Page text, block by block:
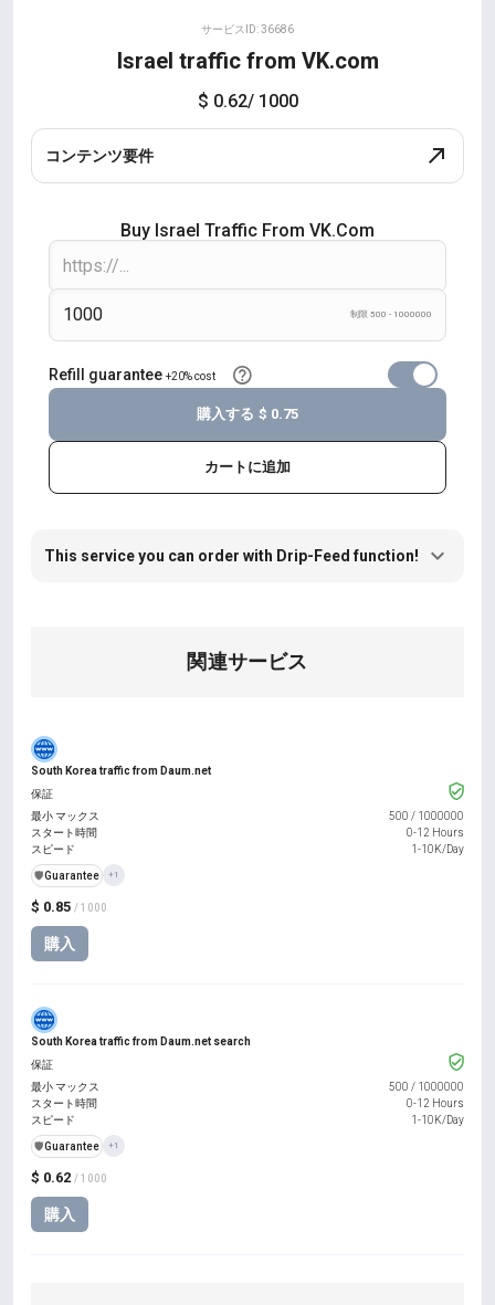
サービスID: 36686
Israel traffic from VK.com
$ 0.62/ 1000
コンテンツ要件
Buy Israel Traffic From VK.com
制限 500 - 1000000
Refill guarantee +20% cost
カートに追加
購入する $ 0.75
This service you can order with Drip-Feed function!
関連サービス
South Korea traffic from Daum.net
$ 0.85 / 1000
購入
保証
最小 マックス
500 / 1000000
スタート時間
0-12 Hours
スピード
1-10K/Day
️🛡️Guarantee +1
South Korea traffic from Daum.net search
$ 0.62 / 1000
購入
保証
最小 マックス
500 / 1000000
スタート時間
0-12 Hours
スピード
1-10K/Day
️🛡️Guarantee +1